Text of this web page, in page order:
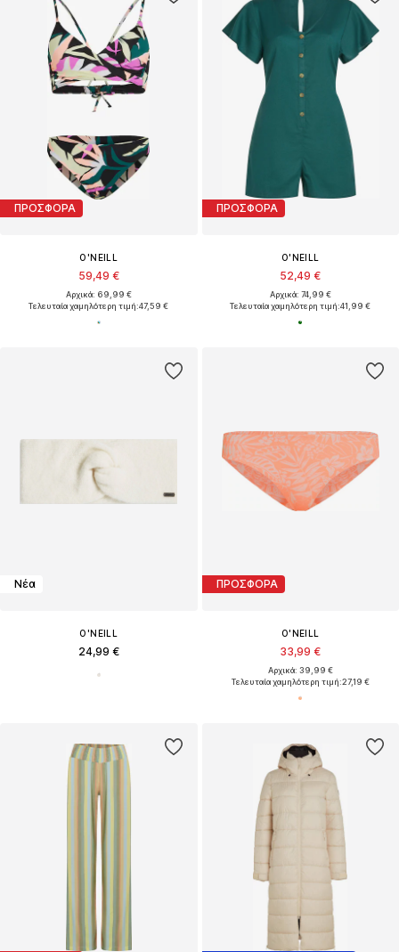
ΠΡΟΣΦΟΡΑ
O'NEILL
59,49 €
Αρχικά: 69,99 €
Τελευταία χαμηλότερη τιμή:47,59 €
ΠΡΟΣΦΟΡΑ
O'NEILL
52,49 €
Αρχικά: 74,99 €
Τελευταία χαμηλότερη τιμή:41,99 €
Νέα
O'NEILL
24,99 €
ΠΡΟΣΦΟΡΑ
O'NEILL
33,99 €
Αρχικά: 39,99 €
Τελευταία χαμηλότερη τιμή:27,19 €